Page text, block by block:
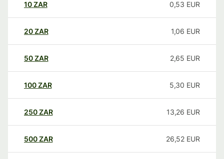
10ZAR 0,53 EUR
20ZAR 1,06 EUR
50ZAR 2,65 EUR
100ZAR 5,30 EUR
250ZAR 13,26 EUR
500ZAR 26,52 EUR